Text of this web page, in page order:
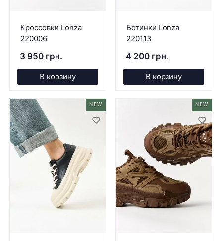
Кроссовки Lonza
220006
3 950 грн.
В корзину
Ботинки Lonza
220113
4 200 грн.
В корзину
NEW NEW